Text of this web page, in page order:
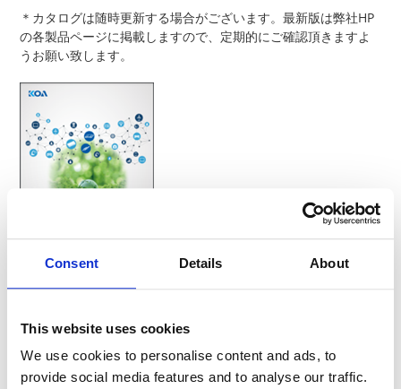
Consent Details About
This website uses cookies
We use cookies to personalise content and ads, to
provide social media features and to analyse our traffic.
＊カタログは随時更新する場合がございます。最新版は弊社HP
の各製品ページに掲載しますので、定期的にご確認頂きますよ
うお願い致します。
総合カタログ電子版(12.7MB)